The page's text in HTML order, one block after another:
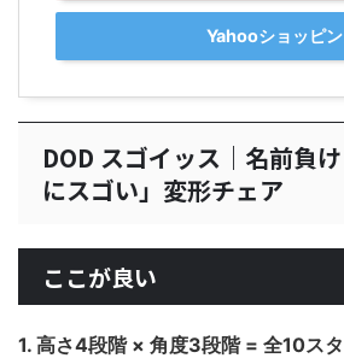
Yahooショッピ
DOD スゴイッス｜名前負
にスゴい」変形チェア
ここが良い
1. 高さ4段階 × 角度3段階 = 全10ス